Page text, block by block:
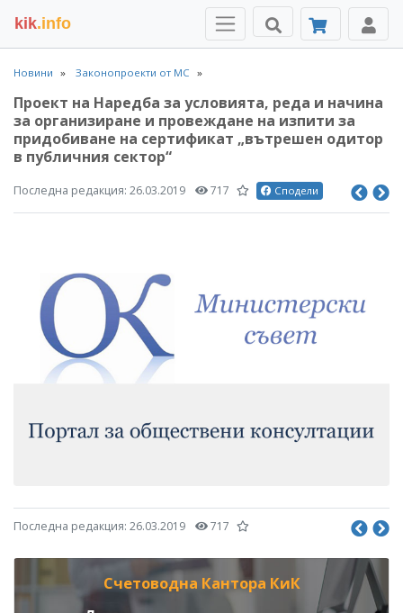
kik.info
Новини Законопроекти от МС
Проект на Наредба за условията, реда и начина
за организиране и провеждане на изпити за
придобиване на сертификат „вътрешен одитор
в публичния сектор“
Последна редакция: 26.03.2019 717 Сподели
Последна редакция: 26.03.2019 717
Счетоводна Кантора КиК